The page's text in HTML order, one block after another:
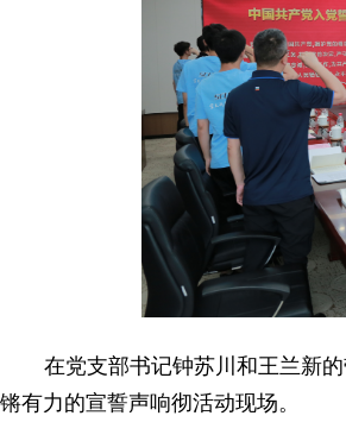
在党支部书记钟苏川和王兰新
锵有力的宣誓声响彻活动现场。